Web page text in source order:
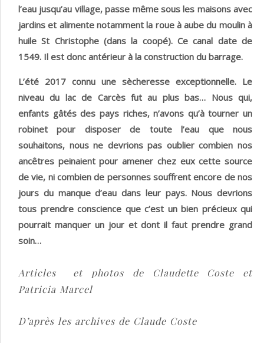
l’eau jusqu’au village, passe même sous les maisons avec
jardins et alimente notamment la roue à aube du moulin à
huile St Christophe (dans la coopé). Ce canal date de
1549. Il est donc antérieur à la construction du barrage.
L’été 2017 connu une sècheresse exceptionnelle. Le
niveau du lac de Carcès fut au plus bas… Nous qui,
enfants gâtés des pays riches, n’avons qu’à tourner un
robinet pour disposer de toute l’eau que nous
souhaitons, nous ne devrions pas oublier combien nos
ancêtres peinaient pour amener chez eux cette source
de vie, ni combien de personnes souffrent encore de nos
jours du manque d’eau dans leur pays. Nous devrions
tous prendre conscience que c’est un bien précieux qui
pourrait manquer un jour et dont il faut prendre grand
soin…
Articles et photos de Claudette Coste et
Patricia Marcel
D’après les archives de Claude Coste